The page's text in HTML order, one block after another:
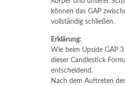
können das GAP
vollständig schließen.
Erklärung:
Wie beim Upside GAP
dieser Candlestick
entscheidend.
Nach dem Auftreten